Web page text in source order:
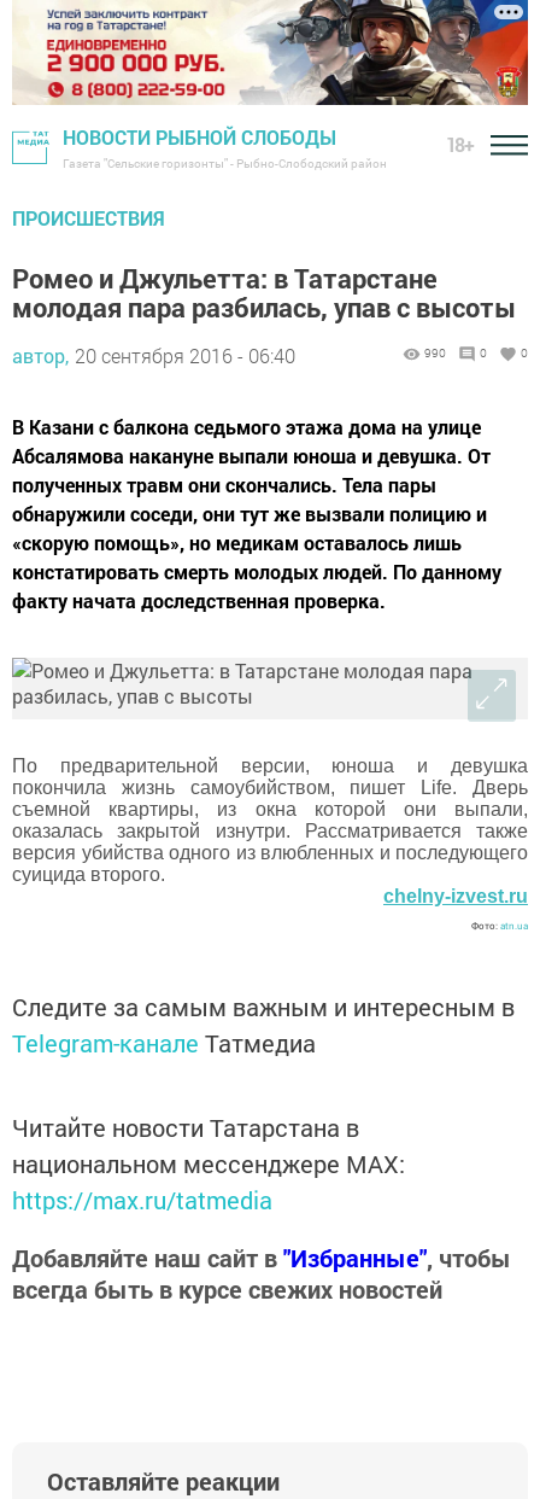
НОВОСТИ РЫБНОЙ СЛОБОДЫ
Газета "Сельские горизонты" - Рыбно-Слободский район
18+
ПРОИСШЕСТВИЯ
Ромео и Джульетта: в Татарстане
молодая пара разбилась, упав с высоты
автор, 20 сентября 2016 - 06:40 990 0 0
В Казани с балкона седьмого этажа дома на улице
Абсалямова накануне выпали юноша и девушка. От
полученных травм они скончались. Тела пары
обнаружили соседи, они тут же вызвали полицию и
«скорую помощь», но медикам оставалось лишь
констатировать смерть молодых людей. По данному
факту начата доследственная проверка.
По предварительной версии, юноша и девушка
покончила жизнь самоубийством, пишет Life. Дверь
съемной квартиры, из окна которой они выпали,
оказалась закрытой изнутри. Рассматривается также
версия убийства одного из влюбленных и последующего
суицида второго.
chelny-izvest.ru
Фото: atn.ua
Следите за самым важным и интересным в
Telegram-канале Татмедиа
Читайте новости Татарстана в
национальном мессенджере MАХ:
https://max.ru/tatmedia
Добавляйте наш сайт в"Избранные", чтобы
всегда быть в курсе свежих новостей
Оставляйте реакции